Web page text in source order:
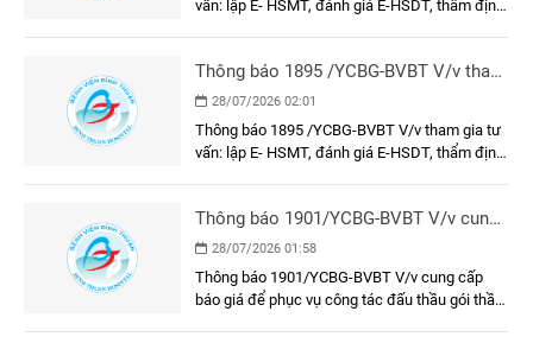
vấn: lập E- HSMT, đánh giá E-HSDT, thẩm định
môi trường
Thông báo 1895 /YCBG-BVBT V/v tham
gia tư vấn: lập E- HSMT, đánh giá E-
HSDT, thẩm định E-HSMT và kết quả
lựa chọn nhà thầu gói thầu: Dụng cụ, y
28/07/2026 02:01
Thông báo 1895 /YCBG-BVBT V/v tham gia tư
vấn: lập E- HSMT, đánh giá E-HSDT, thẩm định
Thông báo 1901/YCBG-BVBT V/v cung
cấp báo giá để phục vụ công tác đấu
thầu gói thầu: Sơn, sửa mặt trước, hành
lang, cầu nối và phòng chờ bệnh khu xạ
28/07/2026 01:58
Thông báo 1901/YCBG-BVBT V/v cung cấp
báo giá để phục vụ công tác đấu thầu gói thầu: